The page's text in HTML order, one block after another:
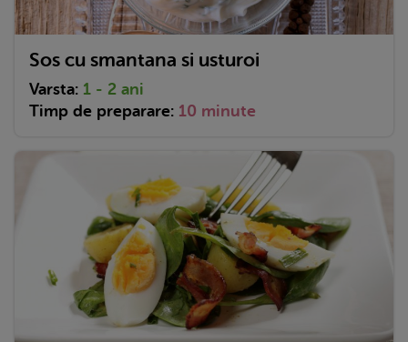
Sos cu smantana si usturoi
Varsta: 1 - 2 ani
Timp de preparare: 10 minute